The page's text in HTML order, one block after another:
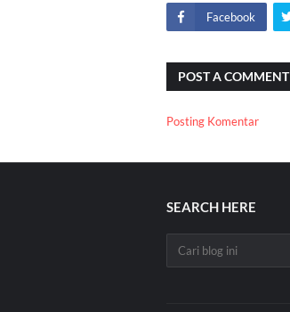
Facebook
POST A COMMENT
Posting Komentar
SEARCH HERE